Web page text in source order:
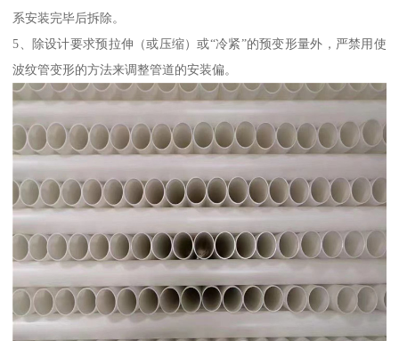
系安装完毕后拆除。
5、除设计要求预拉伸（或压缩）或“冷紧”的预变形量外，严禁用使
波纹管变形的方法来调整管道的安装偏。